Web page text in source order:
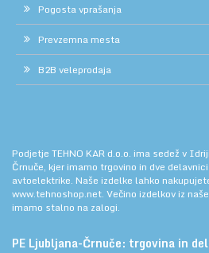
Pogosta vprašanja
Prevzemna mesta
B2B veleprodaja
Podjetje TEHNO KAR d.o.o. ima sedež v
Črnuče, kjer imamo trgovino in dve
avtoelektrike. Naše izdelke lahko
www.tehnoshop.net. Večino izdelkov iz
imamo stalno na zalogi.
PE Ljubljana-Črnuče: trgovina in